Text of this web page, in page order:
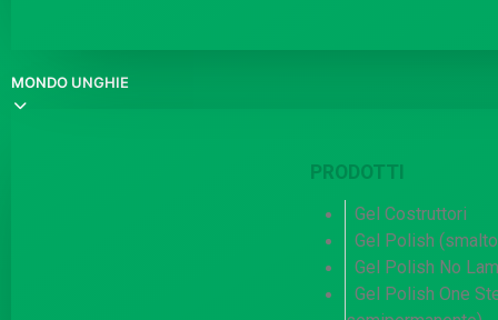
MONDO UNGHIE
PRODOTTI
Gel Costruttori
Gel Polish
Gel Polish No
Gel Polish One